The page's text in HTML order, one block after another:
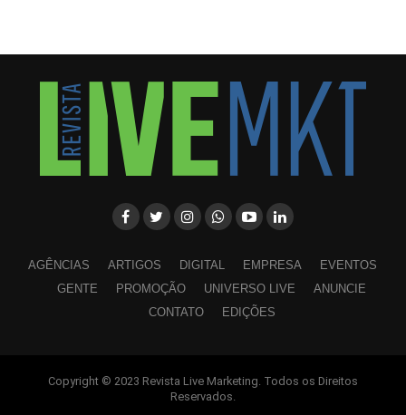
AGÊNCIAS ARTIGOS DIGITAL EMPRESA
EVENTOS
GENTE
PROMOÇÃO UNIVERSO LIVE
ANUNCIE
CONTATO
EDIÇÕES
Copyright © 2023 Revista Live Marketing. Todos os Direitos
Reservados.
WhatsAppFacebook LinkedInPinterest